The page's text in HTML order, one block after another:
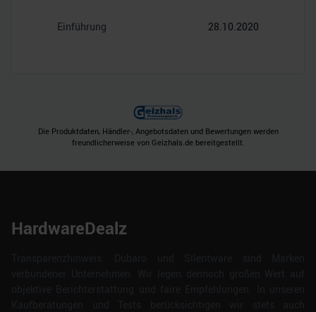
Einführung 28.10.2020
Die Produktdaten, Händler-, Angebotsdaten und Bewertungen werden
freundlicherweise von Geizhals.de bereitgestellt.
HardwareDealz